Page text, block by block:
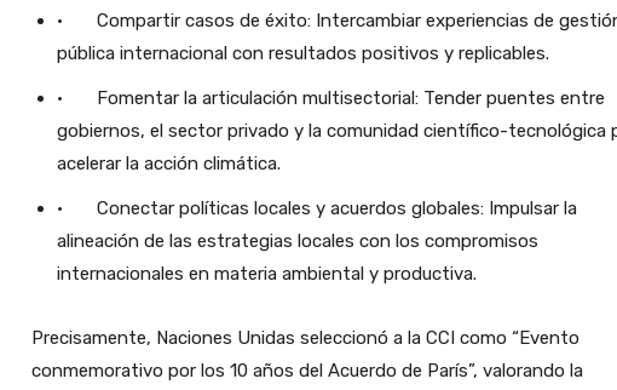
· Compartir casos de éxito: Intercambiar experiencias de
pública internacional con resultados positivos y replicables.
· Fomentar la articulación multisectorial: Tender puentes entre
gobiernos, el sector privado y la comunidad científico-tecnológica
acelerar la acción climática.
· Conectar políticas locales y acuerdos globales: Impulsar la
alineación de las estrategias locales con los compromisos
internacionales en materia ambiental y productiva.
Precisamente, Naciones Unidas seleccionó a la CCI como “Evento
conmemorativo por los 10 años del Acuerdo de París”, valorando la